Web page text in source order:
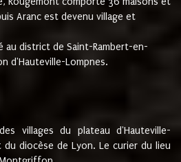
Aranc est devenu village et
au district de Saint-Rambert-en-
d'Hauteville-Lompnes.
villages du plateau d'Hauteville-
du diocèse de Lyon. Le curier du lieu